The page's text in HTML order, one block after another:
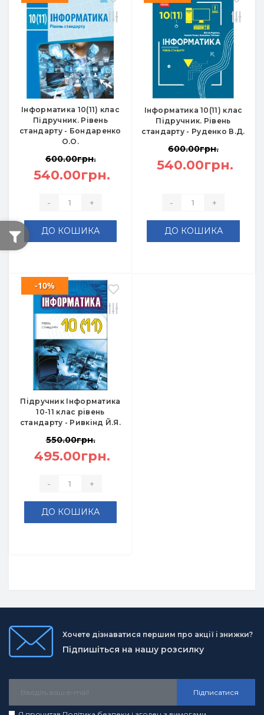
Інформатика 10(11) клас
Підручник. Рівень
стандарту - Бондаренко
О.О.
600.00грн.
540.00грн.
- +
ДО КОШИКА
Інформатика 10(11) клас
Підручник. Рівень
стандарту - Руденко В.Д.
600.00грн.
540.00грн.
- +
ДО КОШИКА
Підручник Інформатика
10-11 клас рівень
стандарту - Ривкінд Й.Я.
-10%
550.00грн.
495.00грн.
- +
ДО КОШИКА
Хочете дізнаватися першим про акції і знижки?
Підпишіться на нашу розсилку
Підписатися